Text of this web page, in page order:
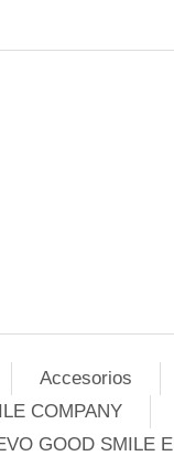
Accesorios
COMPANY
GOOD SMILE